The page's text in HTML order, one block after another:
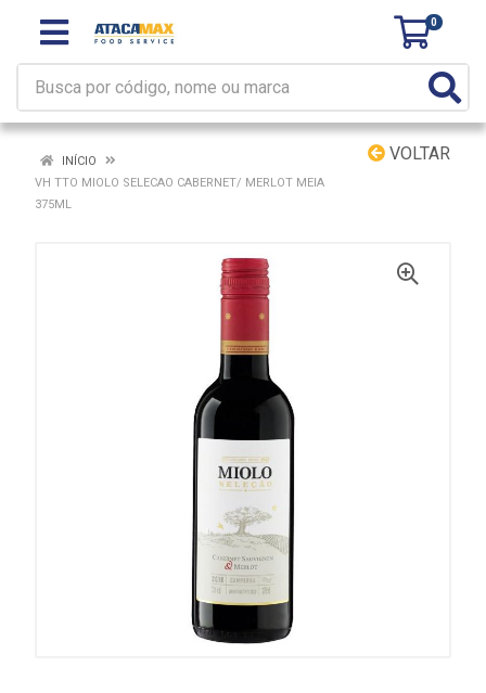
0
VOLTAR
INÍCIO
VH TTO MIOLO SELECAO CABERNET/ MERLOT MEIA
375ML